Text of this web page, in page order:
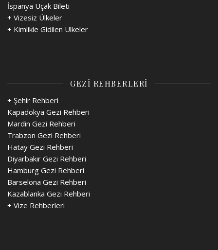
İspanya Uçak Bileti
+ Vizesiz Ülkeler
+ Kimlikle Gidilen Ülkeler
GEZİ REHBERLERİ
+ Şehir Rehberi
Kapadokya Gezi Rehberi
Mardin Gezi Rehberi
Trabzon Gezi Rehberi
Hatay Gezi Rehberi
Diyarbakır Gezi Rehberi
Hamburg Gezi Rehberi
Barselona Gezi Rehberi
Kazablanka Gezi Rehberi
+ Vize Rehberleri